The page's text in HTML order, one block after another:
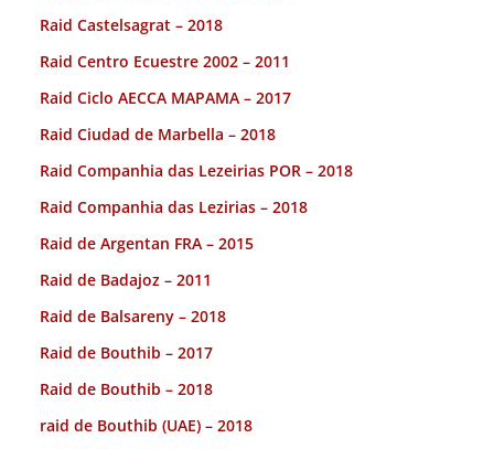
Raid Castelsagrat – 2018
Raid Centro Ecuestre 2002 – 2011
Raid Ciclo AECCA MAPAMA – 2017
Raid Ciudad de Marbella – 2018
Raid Companhia das Lezeirias POR – 2018
Raid Companhia das Lezirias – 2018
Raid de Argentan FRA – 2015
Raid de Badajoz – 2011
Raid de Balsareny – 2018
Raid de Bouthib – 2017
Raid de Bouthib – 2018
raid de Bouthib (UAE) – 2018